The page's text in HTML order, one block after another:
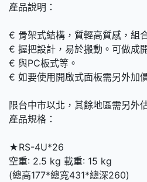
產品說明：
€ 骨架式結構，質輕高質感，組
€ 握把設計，易於搬動。可做成
€ 與PC板式等。
€ 如要使用開啟式面板需另外加
限台中市以北，其餘地區需另外
產品規格：
★RS-4U*26
空重: 2.5 kg 載重: 15 kg
(總高177*總寬431*總深260)